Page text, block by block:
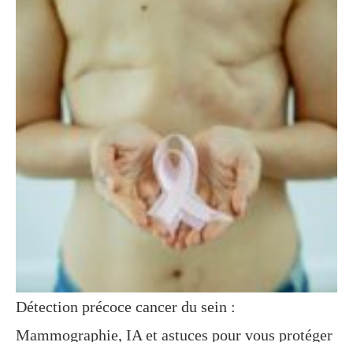
Détection précoce cancer du sein :
Mammographie, IA et astuces pour vous protéger